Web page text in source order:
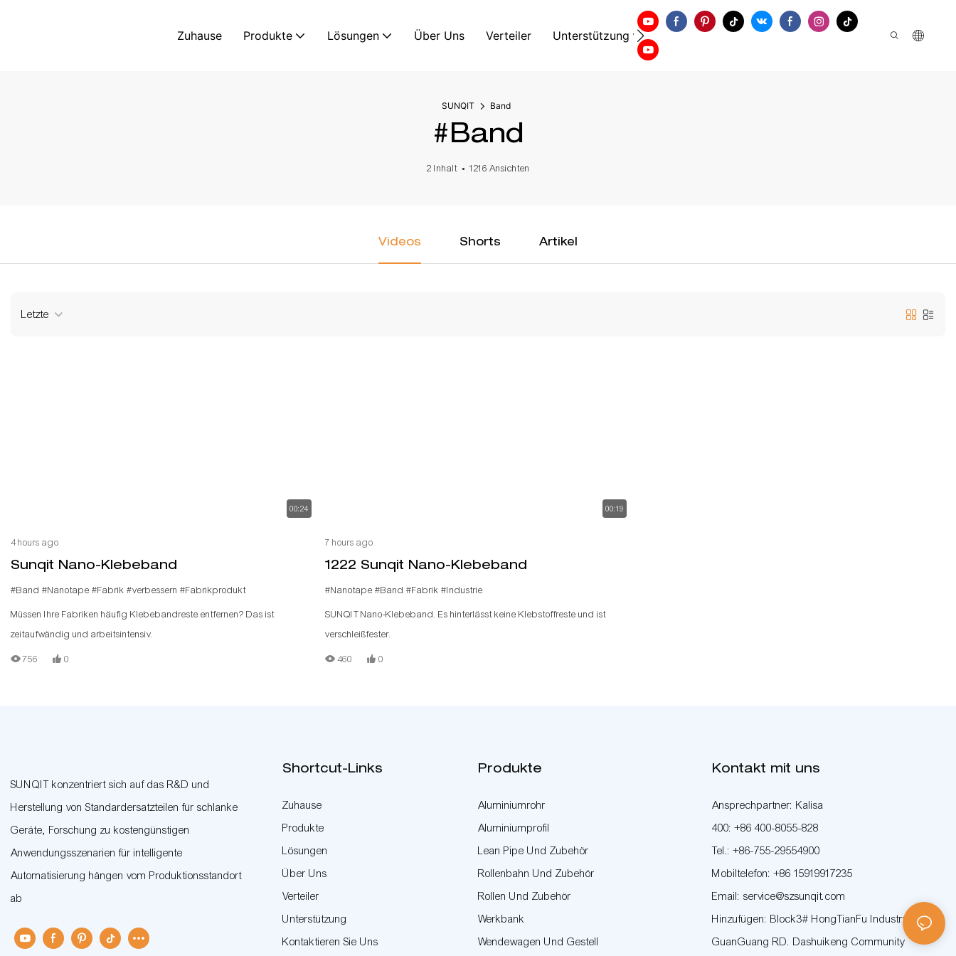
Zuhause Produkte Lösungen Über Uns Verteiler Unterstützung Kontaktieren Sie Uns
SUNQIT Band
#Band
2 Inhalt 1216 Ansichten
Videos Shorts Artikel
Letzte
00:24
4 hours ago
Sunqit Nano-Klebeband
#Band #Nanotape #Fabrik #verbessern #Fabrikprodukt
Müssen Ihre Fabriken häufig Klebebandreste entfernen? Das ist
zeitaufwändig und arbeitsintensiv.
756 0
00:19
7 hours ago
1222 Sunqit Nano-Klebeband
#Nanotape #Band #Fabrik #Industrie
SUNQIT Nano-Klebeband. Es hinterlässt keine Klebstoffreste und ist
verschleißfester.
460 0
SUNQIT konzentriert sich auf das R&D und
Herstellung von Standardersatzteilen für schlanke
Geräte, Forschung zu kostengünstigen
Anwendungsszenarien für intelligente
Automatisierung hängen vom Produktionsstandort
ab
Shortcut-Links
Zuhause
Produkte
Lösungen
Über Uns
Verteiler
Unterstützung
Kontaktieren Sie Uns
Produkte
Aluminiumrohr
Aluminiumprofil
Lean Pipe Und Zubehör
Rollenbahn Und Zubehör
Rollen Und Zubehör
Werkbank
Wendewagen Und Gestell
Kontakt mit uns
Ansprechpartner: Kalisa
400: +86 400-8055-828
Tel.: +86-755-29554900
Mobiltelefon: +86 15919917235
Email: service@szsunqit.com
Hinzufügen: Block3# HongTianFu Industry Park
GuanGuang RD. Dashuikeng Community